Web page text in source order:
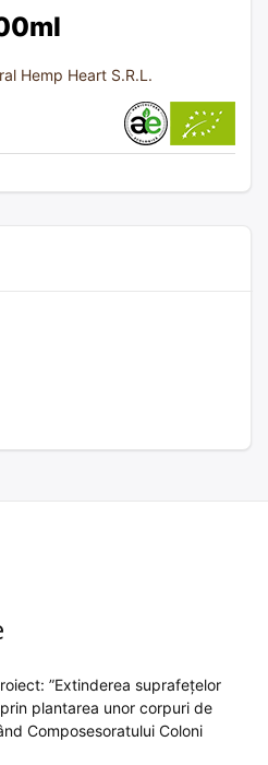
Hemp Heart S.R.L.
”Extinderea suprafețelor
plantarea unor corpuri de
Composesoratului Coloni